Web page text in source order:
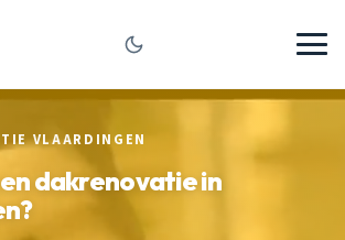
VLAARDINGEN
dakrenovatie in